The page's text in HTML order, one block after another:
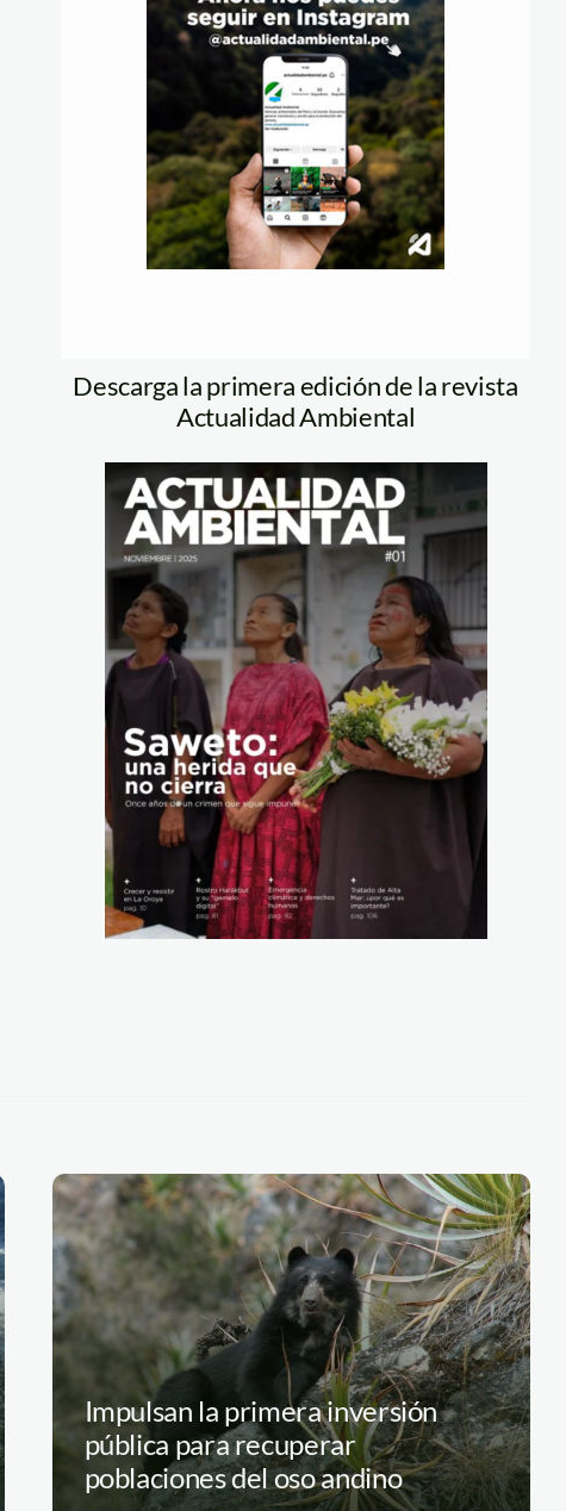
Descarga la primera edición de la revista
Actualidad Ambiental
Impulsan la primera inversión
pública para recuperar
poblaciones del oso andino